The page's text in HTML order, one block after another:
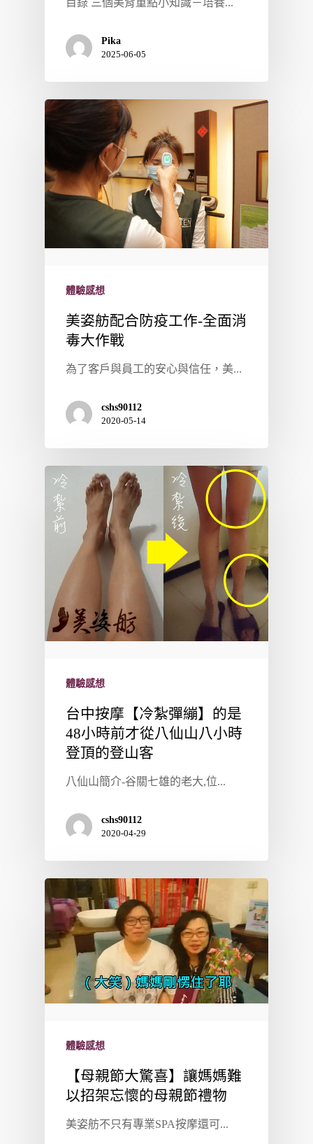
目錄 三個美背重點小知識－培養...
Pika
2025-06-05
體驗感想
美姿舫配合防疫工作-全面消
毒大作戰
為了客戶與員工的安心與信任，美...
cshs90112
2020-05-14
體驗感想
台中按摩【冷紮彈繃】的是
48小時前才從八仙山八小時
登頂的登山客
八仙山簡介-谷關七雄的老大,位...
cshs90112
2020-04-29
體驗感想
【母親節大驚喜】讓媽媽難
以招架忘懷的母親節禮物
美姿舫不只有專業SPA按摩還可...